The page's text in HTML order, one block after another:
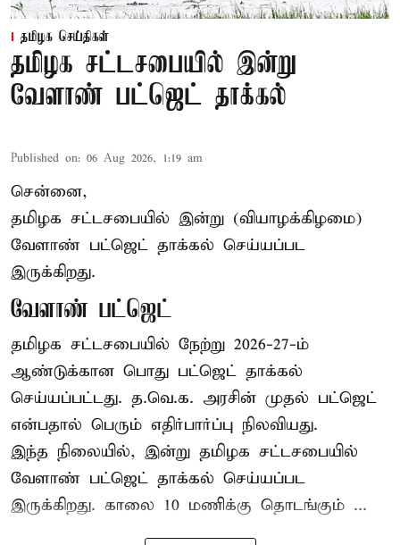
தமிழக செய்திகள்
தமிழக சட்டசபையில் இன்று
வேளாண் பட்ஜெட் தாக்கல்
Published on: 06 Aug 2026, 1:19 am
சென்னை,
தமிழக சட்டசபையில் இன்று (வியாழக்கிழமை)
வேளாண் பட்ஜெட் தாக்கல் செய்யப்பட
இருக்கிறது.
வேளாண் பட்ஜெட்
தமிழக சட்டசபையில் நேற்று 2026-27-ம்
ஆண்டுக்கான பொது பட்ஜெட் தாக்கல்
செய்யப்பட்டது. த.வெ.க. அரசின் முதல் பட்ஜெட்
என்பதால் பெரும் எதிர்பார்ப்பு நிலவியது.
இந்த நிலையில், இன்று தமிழக சட்டசபையில்
வேளாண் பட்ஜெட் தாக்கல் செய்யப்பட
இருக்கிறது. காலை 10 மணிக்கு தொடங்கும் ...